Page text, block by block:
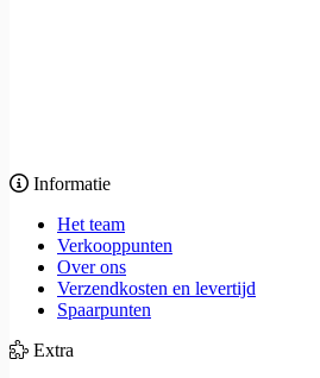
Informatie
Het team
Verkooppunten
Over ons
Verzendkosten en levertijd
Spaarpunten
Extra